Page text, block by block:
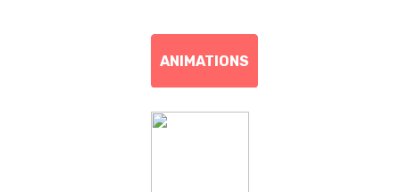
ANIMATIONS